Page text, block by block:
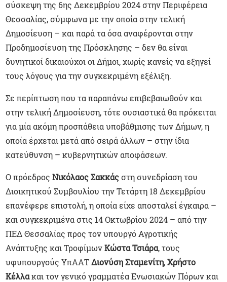
σύσκεψη της 6ης Δεκεμβρίου 2024 στην Περιφέρεια
Θεσσαλίας, σύμφωνα με την οποία στην τελική
Δημοσίευση – και παρά τα όσα αναφέρονται στην
Προδημοσίευση της Πρόσκλησης – δεν θα είναι
δυνητικοί δικαιούχοι οι Δήμοι, χωρίς κανείς να εξηγεί
τους λόγους για την συγκεκριμένη εξέλιξη.
Σε περίπτωση που τα παραπάνω επιβεβαιωθούν και
στην τελική Δημοσίευση, τότε ουσιαστικά θα πρόκειται
για μία ακόμη προσπάθεια υποβάθμισης των Δήμων, η
οποία έρχεται μετά από σειρά άλλων – στην ίδια
κατεύθυνση – κυβερνητικών αποφάσεων.
Ο πρόεδροςΝικόλαος Σακκάςστη συνεδρίαση του
Διοικητικού Συμβουλίου την Τετάρτη 18 Δεκεμβρίου
επανέφερε επιστολή, η οποία είχε αποσταλεί έγκαιρα –
και συγκεκριμένα στις 14 Οκτωβρίου 2024 – από την
ΠΕΔ Θεσσαλίας προς τον υπουργό Αγροτικής
Ανάπτυξης και ΤροφίμωνΚώστα Τσιάρα, τους
υφυπουργούς ΥπΑΑΤΔιονύση Σταμενίτη,Χρήστο
Κέλλακαι τον γενικό γραμματέα Ενωσιακών Πόρων και